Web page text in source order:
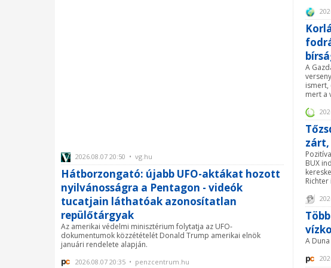
2026.08.07 20:50 • vg.hu
Hátborzongató: újabb UFO-aktákat hozott
nyilvánosságra a Pentagon - videók
tucatjain láthatóak azonosítatlan
repülőtárgyak
Az amerikai védelmi minisztérium folytatja az UFO-
dokumentumok közzétételét Donald Trump amerikai elnök
januári rendelete alapján.
2026.08.07 20:35 • penzcentrum.hu
A
ismert,
mert a
zárt,
BUX
A